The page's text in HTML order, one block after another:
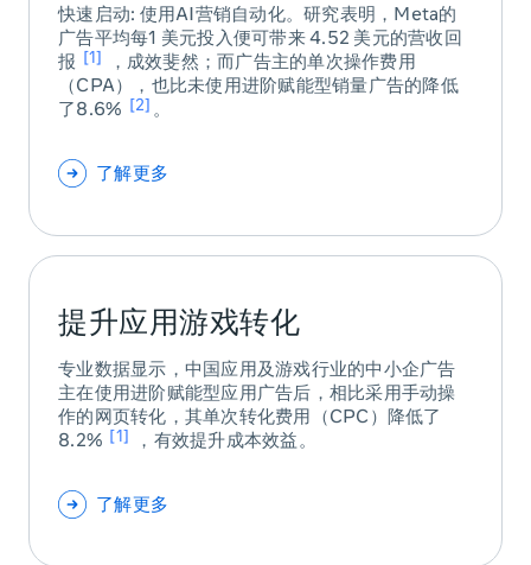
快速启动: 使用AI营销自动化。研究表明，Meta的
广告平均每1 美元投入便可带来 4.52 美元的营收回
报
1
，成效斐然；而广告主的单次操作费用
（CPA），也比未使用进阶赋能型销量广告的降低
了8.6%
2 。
了解更多
提升应用游戏转化
专业数据显示，中国应用及游戏行业的中小企广告
主在使用进阶赋能型应用广告后，相比采用手动操
作的网页转化，其单次转化费用（CPC）降低了
8.2%
1 ，有效提升成本效益。
了解更多